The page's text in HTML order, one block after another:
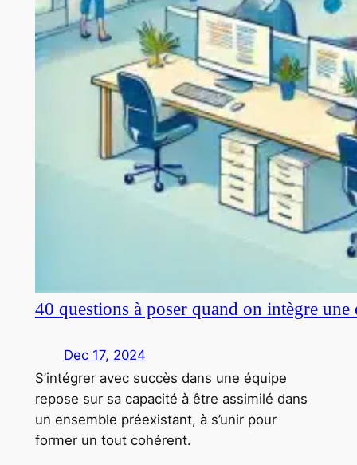
40 questions à poser quand on intègre
Dec 17, 2024
S’intégrer avec succès dans une équipe
repose sur sa capacité à être assimilé dans
un ensemble préexistant, à s’unir pour
former un tout cohérent.